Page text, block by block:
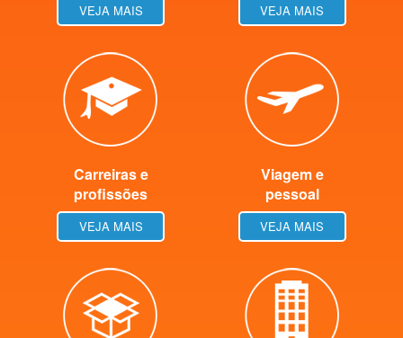
VEJA MAIS VEJA MAIS
Carreiras e
profissões
VEJA MAIS
Viagem e
pessoal
VEJA MAIS